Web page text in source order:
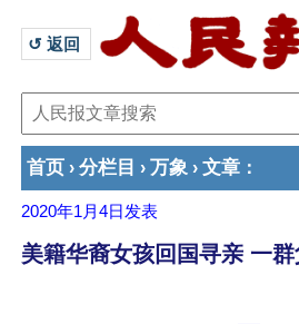
↺ 返回
首页 › 分栏目 › 万象 › 文章 ：
2020年1月4日 发表
美籍华裔女孩回国寻亲 一